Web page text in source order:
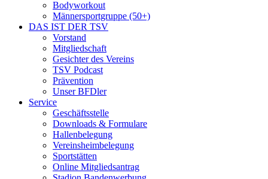
Bodyworkout
Männersportgruppe (50+)
DAS IST DER TSV
Vorstand
Mitgliedschaft
Gesichter des Vereins
TSV Podcast
Prävention
Unser BFDler
Service
Geschäftsstelle
Downloads & Formulare
Hallenbelegung
Vereinsheimbelegung
Sportstätten
Online Mitgliedsantrag